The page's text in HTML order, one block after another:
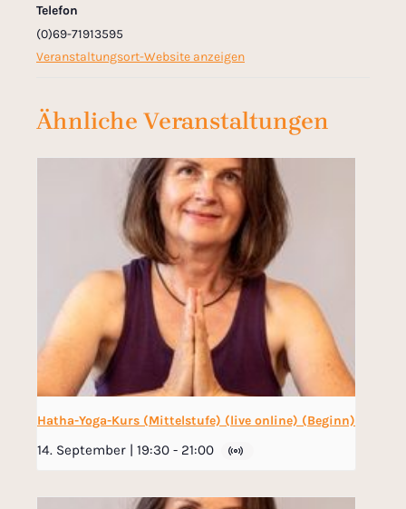
Telefon
(0)69-71913595
Veranstaltungsort-Website anzeigen
Ähnliche Veranstaltungen
Hatha-Yoga-Kurs (Mittelstufe) (live online) (Beginn)
14. September | 19:30 - 21:00